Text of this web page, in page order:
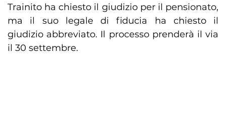
Trainito ha chiesto il giudizio per il pensionato,
ma il suo legale di fiducia ha chiesto il
giudizio abbreviato. Il processo prenderà il via
il 30 settembre.